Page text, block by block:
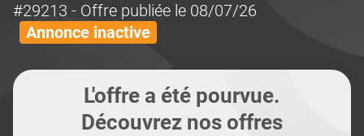
#29213 - Offre publiée le 08/07/26
Annonce inactive
L'offre a été pourvue.
Découvrez nos offres